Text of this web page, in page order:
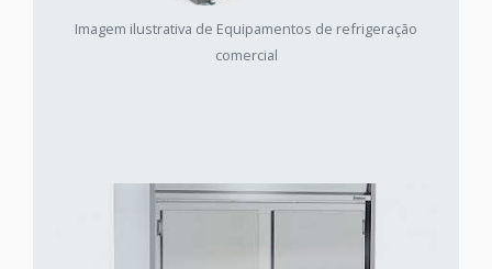
Imagem ilustrativa de Equipamentos de refrigeração
comercial